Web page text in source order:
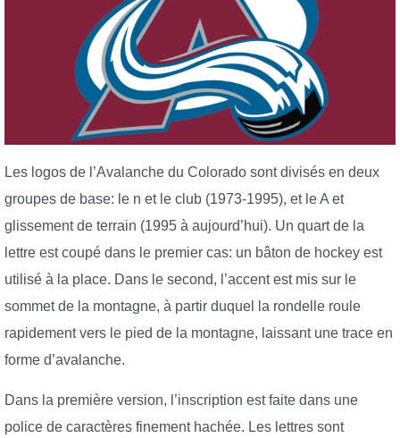
Les logos de l’Avalanche du Colorado sont divisés en deux
groupes de base: le n et le club (1973-1995), et le A et
glissement de terrain (1995 à aujourd’hui). Un quart de la
lettre est coupé dans le premier cas: un bâton de hockey est
utilisé à la place. Dans le second, l’accent est mis sur le
sommet de la montagne, à partir duquel la rondelle roule
rapidement vers le pied de la montagne, laissant une trace en
forme d’avalanche.
Dans la première version, l’inscription est faite dans une
police de caractères finement hachée. Les lettres sont